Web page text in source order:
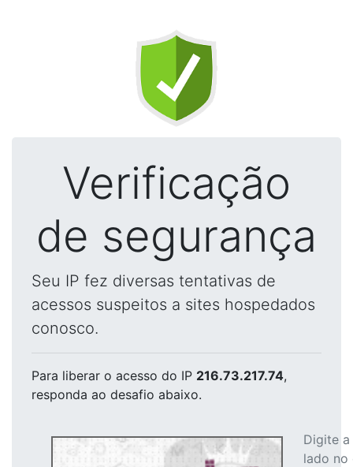
Verificação
de segurança
Seu IP fez diversas tentativas de
acessos suspeitos a sites hospedados
conosco.
Para liberar o acesso do IP 216.73.217.74,
responda ao desafio abaixo.
Digite
lado no